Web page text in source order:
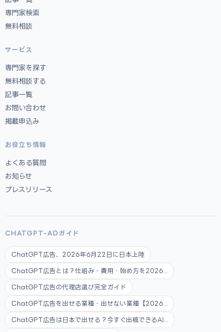
専門家検索
無料相談
サービス
専門家を探す
無料相談する
記事一覧
お問い合わせ
掲載申込み
お役立ち情報
よくある質問
お知らせ
プレスリリース
CHATGPT-ADガイド
ChatGPT広告、2026年6月22日に日本上陸
ChatGPT広告とは？仕組み・費用・始め方を2026...
ChatGPT広告の代理店選び完全ガイド
ChatGPT広告を出せる業種・出せない業種【2026...
ChatGPT広告は日本で出せる？今すぐ出稿できるAI...